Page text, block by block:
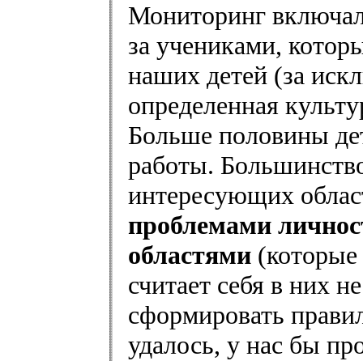
Мониторинг
за учениками,
наших детей (за
определенная
Больше половины
работы.
интересующих
проблемами
областями
считает себя в них
сформировать
удалось, у нас бы